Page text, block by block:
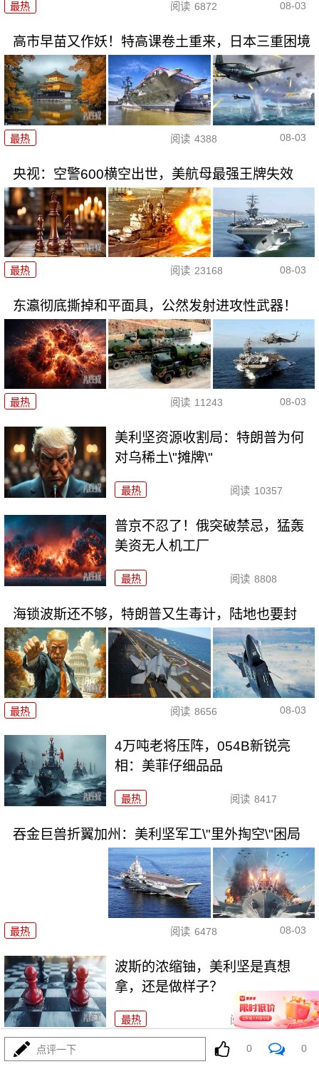
最热 阅读 6872 08-03
高市早苗又作妖！特高课卷土重来，日本三重困境
最热 阅读 4388 08-03
央视：空警600横空出世，美航母最强王牌失效
最热 阅读 23168 08-03
东瀛彻底撕掉和平面具，公然发射进攻性武器！
最热 阅读 11243 08-03
美利坚资源收割局：特朗普为何
对乌稀土\"摊牌\"
最热 阅读 10357
普京不忍了！俄突破禁忌，猛轰
美资无人机工厂
最热 阅读 8808
海锁波斯还不够，特朗普又生毒计，陆地也要封
最热 阅读 8656 08-03
4万吨老将压阵，054B新锐亮
相：美菲仔细品品
最热 阅读 8417
吞金巨兽折翼加州：美利坚军工\"里外掏空\"困局
最热 阅读 6478 08-03
波斯的浓缩铀，美利坚是真想
拿，还是做样子？
最热 阅读 4423
西班牙在北非的那块飞地休达，
点评一下 0 0